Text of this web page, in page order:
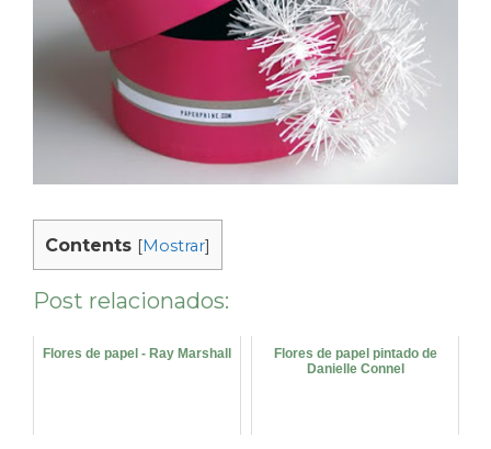
Contents [Mostrar]
Post relacionados:
Flores de papel - Ray Marshall
Flores de papel pintado de
Danielle Connel